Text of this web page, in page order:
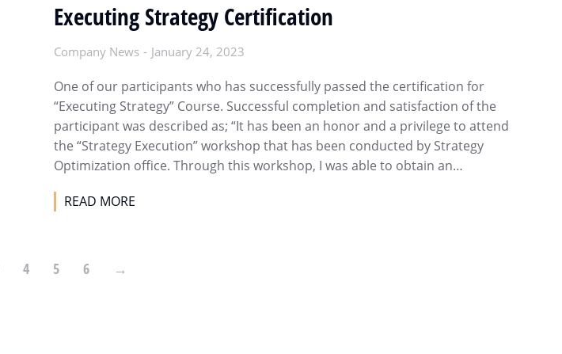
Executing Strategy Certification
Company News January 24, 2023
One of our participants who has successfully passed the certification for
“Executing Strategy” Course. Successful completion and satisfaction of the
participant was described as; “It has been an honor and a privilege to attend
the “Strategy Execution” workshop that has been conducted by Strategy
Optimization office. Through this workshop, I was able to obtain an…
READ MORE
4 5 6 →